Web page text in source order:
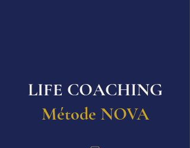
LIFE COACHING
Métode NOVA